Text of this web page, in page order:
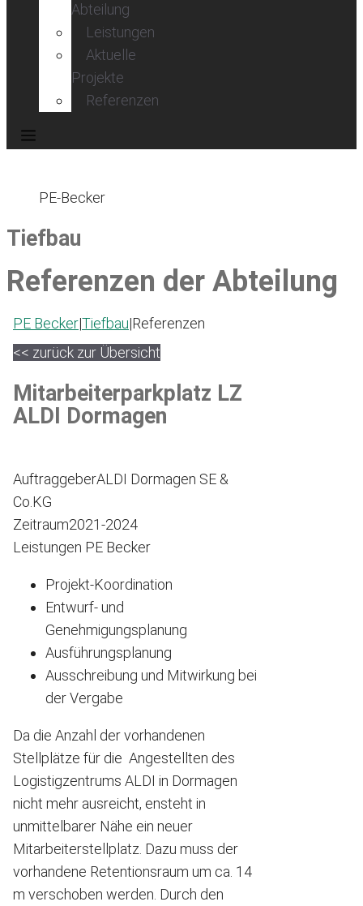
Abteilung
Leistungen
Aktuelle
Projekte
Referenzen
PE-Becker
Tiefbau
Referenzen der Abteilung
PE Becker|Tiefbau|Referenzen
<< zurück zur Übersicht
Mitarbeiterparkplatz LZ
ALDI Dormagen
AuftraggeberALDI Dormagen SE &
Co.KG
Zeitraum2021-2024
Leistungen PE Becker
Projekt-Koordination
Entwurf- und
Genehmigungsplanung
Ausführungsplanung
Ausschreibung und Mitwirkung bei
der Vergabe
Da die Anzahl der vorhandenen
Stellplätze für die Angestellten des
Logistigzentrums ALDI in Dormagen
nicht mehr ausreicht, ensteht in
unmittelbarer Nähe ein neuer
Mitarbeiterstellplatz. Dazu muss der
vorhandene Retentionsraum um ca. 14
m verschoben werden. Durch den